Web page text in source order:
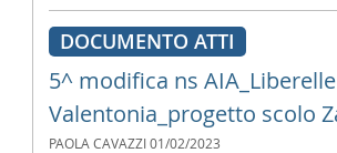
DOCUMENTO ATTI
5^ modifica ns
Valentonia_progetto scolo
PAOLA CAVAZZI 01/02/2023